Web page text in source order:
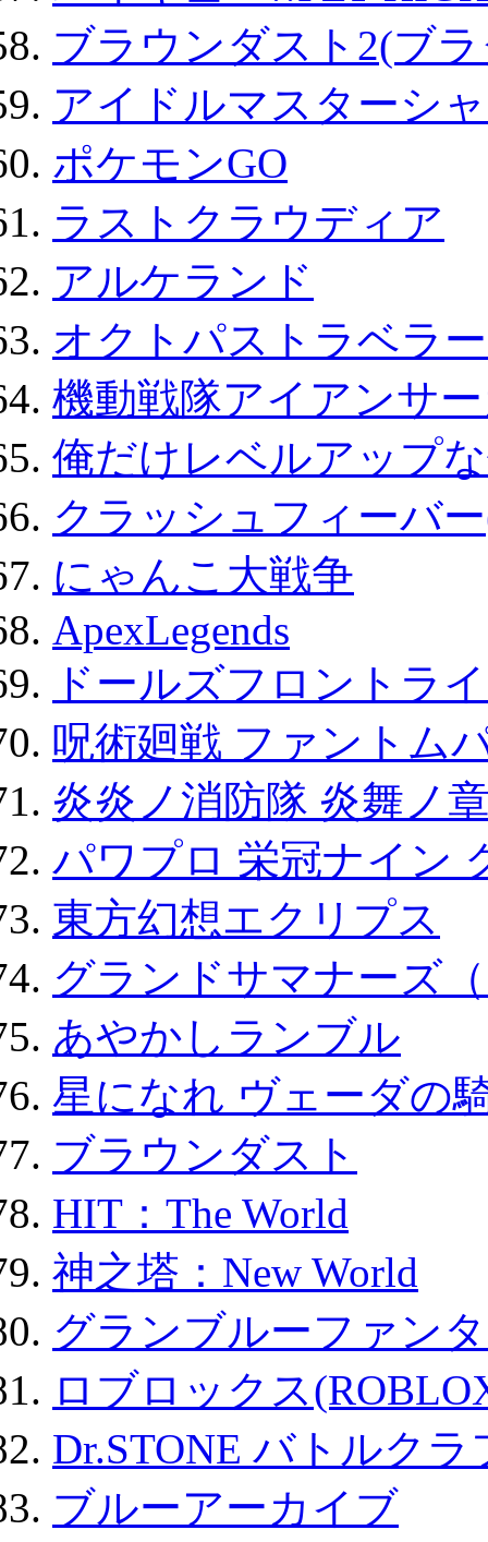
ブラウンダスト2(ブ
アイドルマスターシ
ポケモンGO
ラストクラウディア
アルケランド
オクトパストラベラ
機動戦隊アイアンサ
俺だけレベルアップ
クラッシュフィーバ
にゃんこ大戦争
ApexLegends
ドールズフロントラ
呪術廻戦 ファントム
炎炎ノ消防隊 炎舞ノ
パワプロ 栄冠ナイン
東方幻想エクリプス
グランドサマナーズ
あやかしランブル
星になれ ヴェーダの
ブラウンダスト
HIT：The World
神之塔：New World
グランブルーファン
ロブロックス
Dr.STONE バトルク
ブルーアーカイブ